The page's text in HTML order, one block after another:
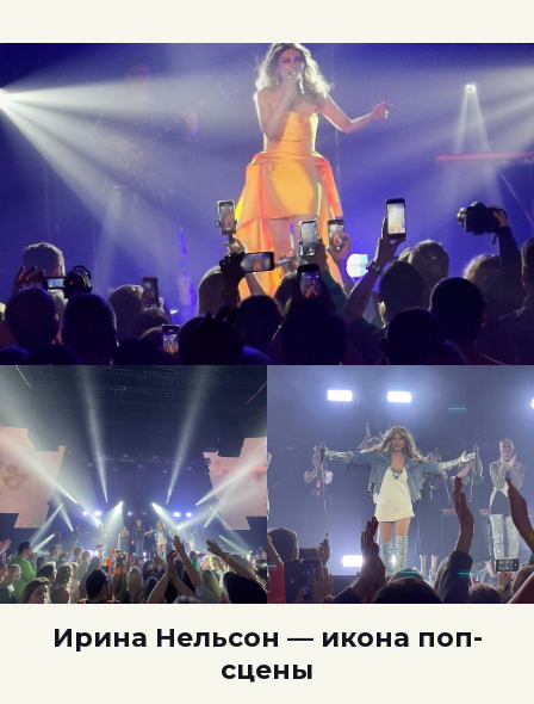
Ирина Нельсон — икона поп-
сцены